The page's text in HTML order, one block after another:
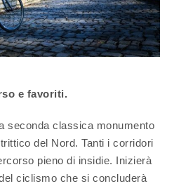
e favoriti.
seconda classica monumento
del Nord. Tanti i corridori
pieno di insidie. Inizierà
ciclismo che si concluderà